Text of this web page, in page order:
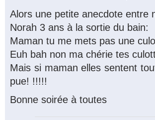
Alors une petite anecdote entre
Norah 3 ans à la sortie du bain:
Maman tu me mets pas une
Euh bah non ma chérie tes
Mais si maman elles sentent
pue! !!!!!
Bonne soirée à toutes